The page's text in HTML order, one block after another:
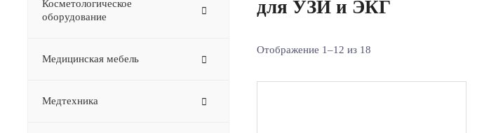
для УЗИ и ЭКГ
Отображение 1–12 из 18
Косметологическое
оборудование
Медицинская мебель
Медтехника